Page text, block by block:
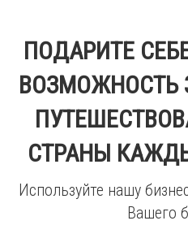
ПОДАРИТЕ
ВОЗМОЖНОСТЬ
СТРАНЫ
Используйте нашу
Вашего